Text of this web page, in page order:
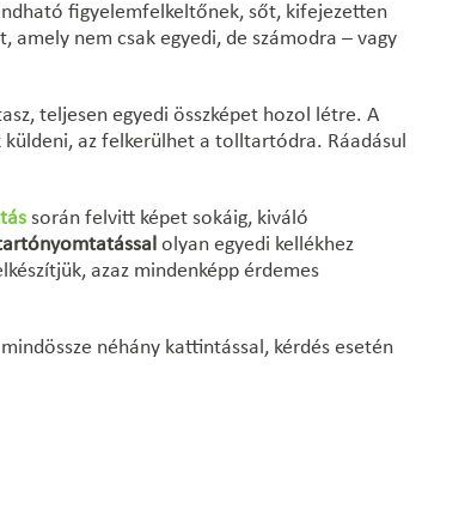
figyelemfelkeltőnek, sőt, kifejezetten
nem csak egyedi, de számodra – vagy
teljesen egyedi összképet hozol létre. A
az felkerülhet a tolltartódra. Ráadásul
során felvitt képet sokáig, kiváló
olyan egyedi kellékhez
azaz mindenképp érdemes
néhány kattintással, kérdés esetén